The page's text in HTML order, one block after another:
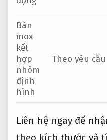
Bàn
inox
kết
hợp
nhôm
định
hình
Theo yêu cầu
Liên hệ ngay để